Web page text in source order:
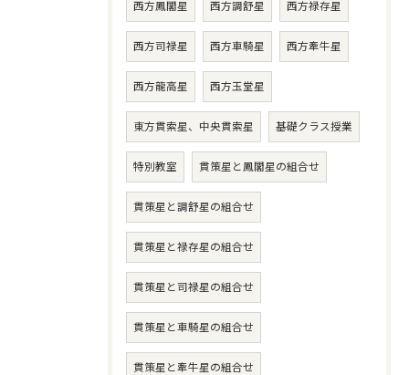
西方鳳閣星 西方調舒星 西方禄存星
西方司禄星 西方車騎星 西方牽牛星
西方龍高星 西方玉堂星
東方貫索星、中央貫索星 基礎クラス授業
特別教室 貫策星と鳳閣星の組合せ
貫策星と調舒星の組合せ
貫策星と禄存星の組合せ
貫策星と司禄星の組合せ
貫策星と車騎星の組合せ
貫策星と牽牛星の組合せ